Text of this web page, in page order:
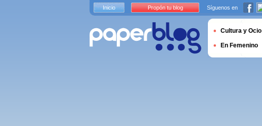
Inicio Propón tu blog Síguenos en
Cultura y Ocio
En Femenino